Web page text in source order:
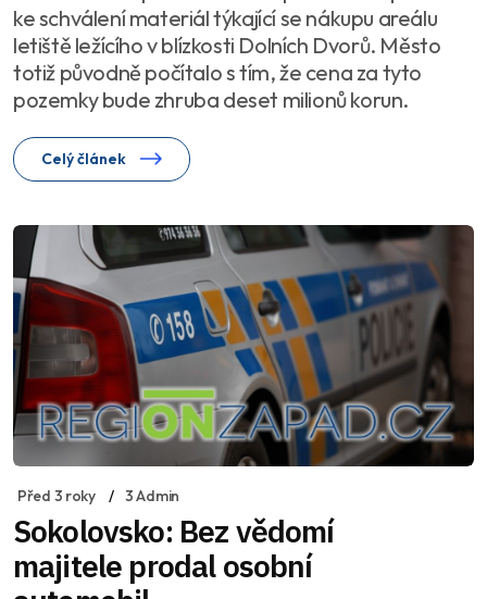
ke schválení materiál týkající se nákupu areálu
letiště ležícího v blízkosti Dolních Dvorů. Město
totiž původně počítalo s tím, že cena za tyto
pozemky bude zhruba deset milionů korun.
Celý článek
Před 3 roky 3 Admin
Sokolovsko: Bez vědomí
majitele prodal osobní